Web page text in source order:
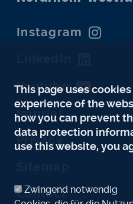
Instagram
Youtube
Imprint
Privacy
Contact
This page uses
experience of the
how you can prevent
data protection
use this website, you
Zwingend notwendig